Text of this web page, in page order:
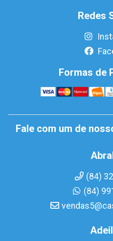
Redes
Formas de
Fale com um de
(84)
(84)